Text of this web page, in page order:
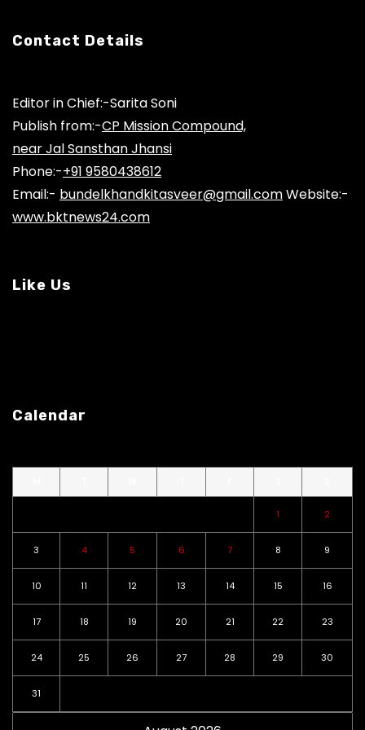
Contact Details
Editor in Chief:-Sarita Soni
Publish from:-CP Mission Compound,
near Jal Sansthan Jhansi
Phone:-+91 9580438612
Email:- bundelkhandkitasveer@gmail.comWebsite:-
www.bktnews24.com
Like Us
Calendar
1 2
3 4 5 6 7 8 9
10 11 12 13 14 15 16
17 18 19 20 21 22 23
24 25 26 27 28 29 30
31